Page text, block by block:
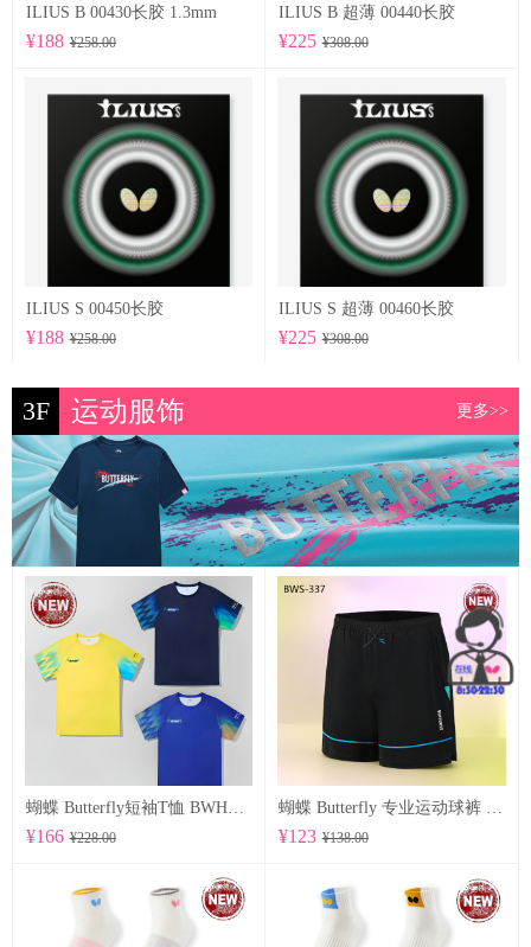
ILIUS B 00430长胶 1.3mm
¥188 ¥258.00
ILIUS B 超薄 00440长胶
¥225 ¥308.00
ILIUS S 00450长胶
¥188 ¥258.00
ILIUS S 超薄 00460长胶
¥225 ¥308.00
3F 运动服饰 更多>>
蝴蝶 Butterfly短袖T恤 BWH850
¥166 ¥228.00 ¥123 ¥138.00